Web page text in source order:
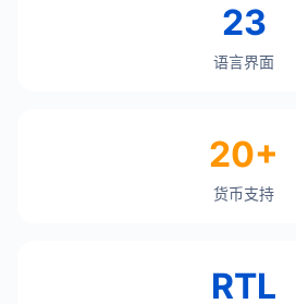
23
语言界面
20+
货币支持
RTL